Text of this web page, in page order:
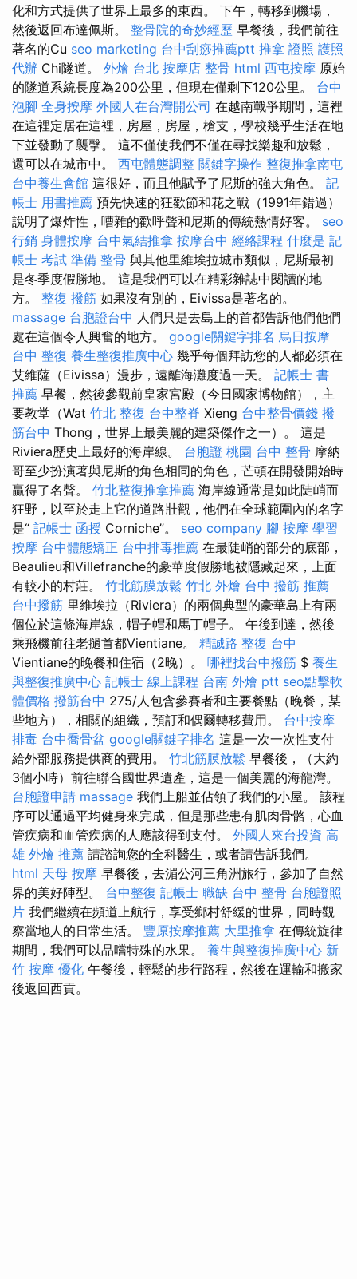
化和方式提供了世界上最多的東西。 下午，轉移到機場，
然後返回布達佩斯。 整骨院的奇妙經歷 早餐後，我們前往
著名的Cu seo marketing 台中刮痧推薦ptt 推拿 證照 護照
代辦 Chi隧道。 外燴 台北 按摩店 整骨 html 西屯按摩 原始
的隧道系統長度為200公里，但現在僅剩下120公里。 台中
泡腳 全身按摩 外國人在台灣開公司 在越南戰爭期間，這裡
在這裡定居在這裡，房屋，房屋，槍支，學校幾乎生活在地
下並發動了襲擊。 這不僅使我們不僅在尋找樂趣和放鬆，
還可以在城市中。 西屯體態調整 關鍵字操作 整復推拿南屯
台中養生會館 這很好，而且他賦予了尼斯的強大角色。 記
帳士 用書推薦 預先快速的狂歡節和花之戰（1991年錯過）
說明了爆炸性，嘈雜的歡呼聲和尼斯的傳統熱情好客。 seo
行銷 身體按摩 台中氣結推拿 按摩台中 經絡課程 什麼是 記
帳士 考試 準備 整骨 與其他里維埃拉城市類似，尼斯最初
是冬季度假勝地。 這是我們可以在精彩雜誌中閱讀的地
方。 整復 撥筋 如果沒有別的，Eivissa是著名的。
massage 台胞證台中 人們只是去島上的首都告訴他們他們
處在這個令人興奮的地方。 google關鍵字排名 烏日按摩
台中 整復 養生整復推廣中心 幾乎每個拜訪您的人都必須在
艾維薩（Eivissa）漫步，遠離海灘度過一天。 記帳士 書
推薦 早餐，然後參觀前皇家宮殿（今日國家博物館），主
要教堂（Wat 竹北 整復 台中整脊 Xieng 台中整骨價錢 撥
筋台中 Thong，世界上最美麗的建築傑作之一）。 這是
Riviera歷史上最好的海岸線。 台胞證 桃園 台中 整骨 摩納
哥至少扮演著與尼斯的角色相同的角色，芒頓在開發開始時
贏得了名聲。 竹北整復推拿推薦 海岸線通常是如此陡峭而
狂野，以至於走上它的道路壯觀，他們在全球範圍內的名字
是“ 記帳士 函授 Corniche”。 seo company 腳 按摩 學習
按摩 台中體態矯正 台中排毒推薦 在最陡峭的部分的底部，
Beaulieu和Villefranche的豪華度假勝地被隱藏起來，上面
有較小的村莊。 竹北筋膜放鬆 竹北 外燴 台中 撥筋 推薦
台中撥筋 里維埃拉（Riviera）的兩個典型的豪華島上有兩
個位於這條海岸線，帽子帽和馬丁帽子。 午後到達，然後
乘飛機前往老撾首都Vientiane。 精誠路 整復 台中
Vientiane的晚餐和住宿（2晚）。 哪裡找台中撥筋 $ 養生
與整復推廣中心 記帳士 線上課程 台南 外燴 ptt seo點擊軟
體價格 撥筋台中 275/人包含參賽者和主要餐點（晚餐，某
些地方），相關的組織，預訂和偶爾轉移費用。 台中按摩
排毒 台中喬骨盆 google關鍵字排名 這是一次一次性支付
給外部服務提供商的費用。 竹北筋膜放鬆 早餐後，（大約
3個小時）前往聯合國世界遺產，這是一個美麗的海龍灣。
台胞證申請 massage 我們上船並佔領了我們的小屋。 該程
序可以通過平均健身來完成，但是那些患有肌肉骨骼，心血
管疾病和血管疾病的人應該得到支付。 外國人來台投資 高
雄 外燴 推薦 請諮詢您的全科醫生，或者請告訴我們。
html 天母 按摩 早餐後，去湄公河三角洲旅行，參加了自然
界的美好陣型。 台中整復 記帳士 職缺 台中 整骨 台胞證照
片 我們繼續在頻道上航行，享受鄉村舒緩的世界，同時觀
察當地人的日常生活。 豐原按摩推薦 大里推拿 在傳統旋律
期間，我們可以品嚐特殊的水果。 養生與整復推廣中心 新
竹 按摩 優化 午餐後，輕鬆的步行路程，然後在運輸和搬家
後返回西貢。